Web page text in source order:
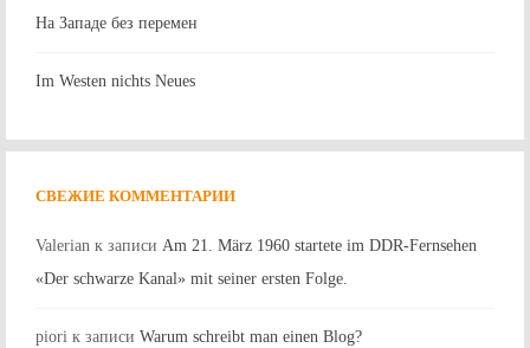
На Западе без перемен
Im Westen nichts Neues
СВЕЖИЕ КОММЕНТАРИИ
Valerian к записи Am 21. März 1960 startete im DDR-Fernsehen
«Der schwarze Kanal» mit seiner ersten Folge.
piori к записи Warum schreibt man einen Blog?